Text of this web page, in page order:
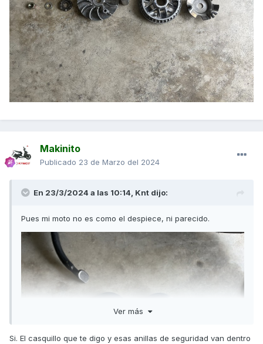
Makinito
Publicado 23 de Marzo del 2024
En 23/3/2024 a las 10:14, Knt dijo:
Pues mi moto no es como el despiece, ni parecido.
Ver más
Si. El casquillo que te digo y esas anillas de seguridad van dentro